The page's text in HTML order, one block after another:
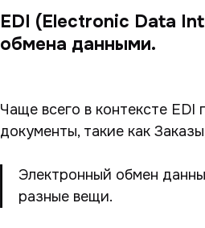
EDI (Electronic Data
обмена данными.
Чаще всего в контексте
документы, такие как
Электронный обмен
разные вещи.